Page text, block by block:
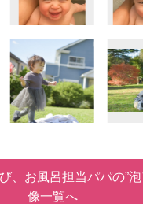
、お風呂担当パパの”
像一覧へ